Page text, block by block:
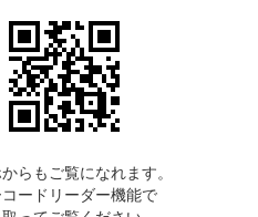
らもご覧になれます。
ードリーダー機能で